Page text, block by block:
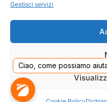
Gestisci servizi
DADO S.R.L. Unipersonale - Viale
Tel. 02.40703420 - P.Iva/C.F.
Ciao, come possiamo